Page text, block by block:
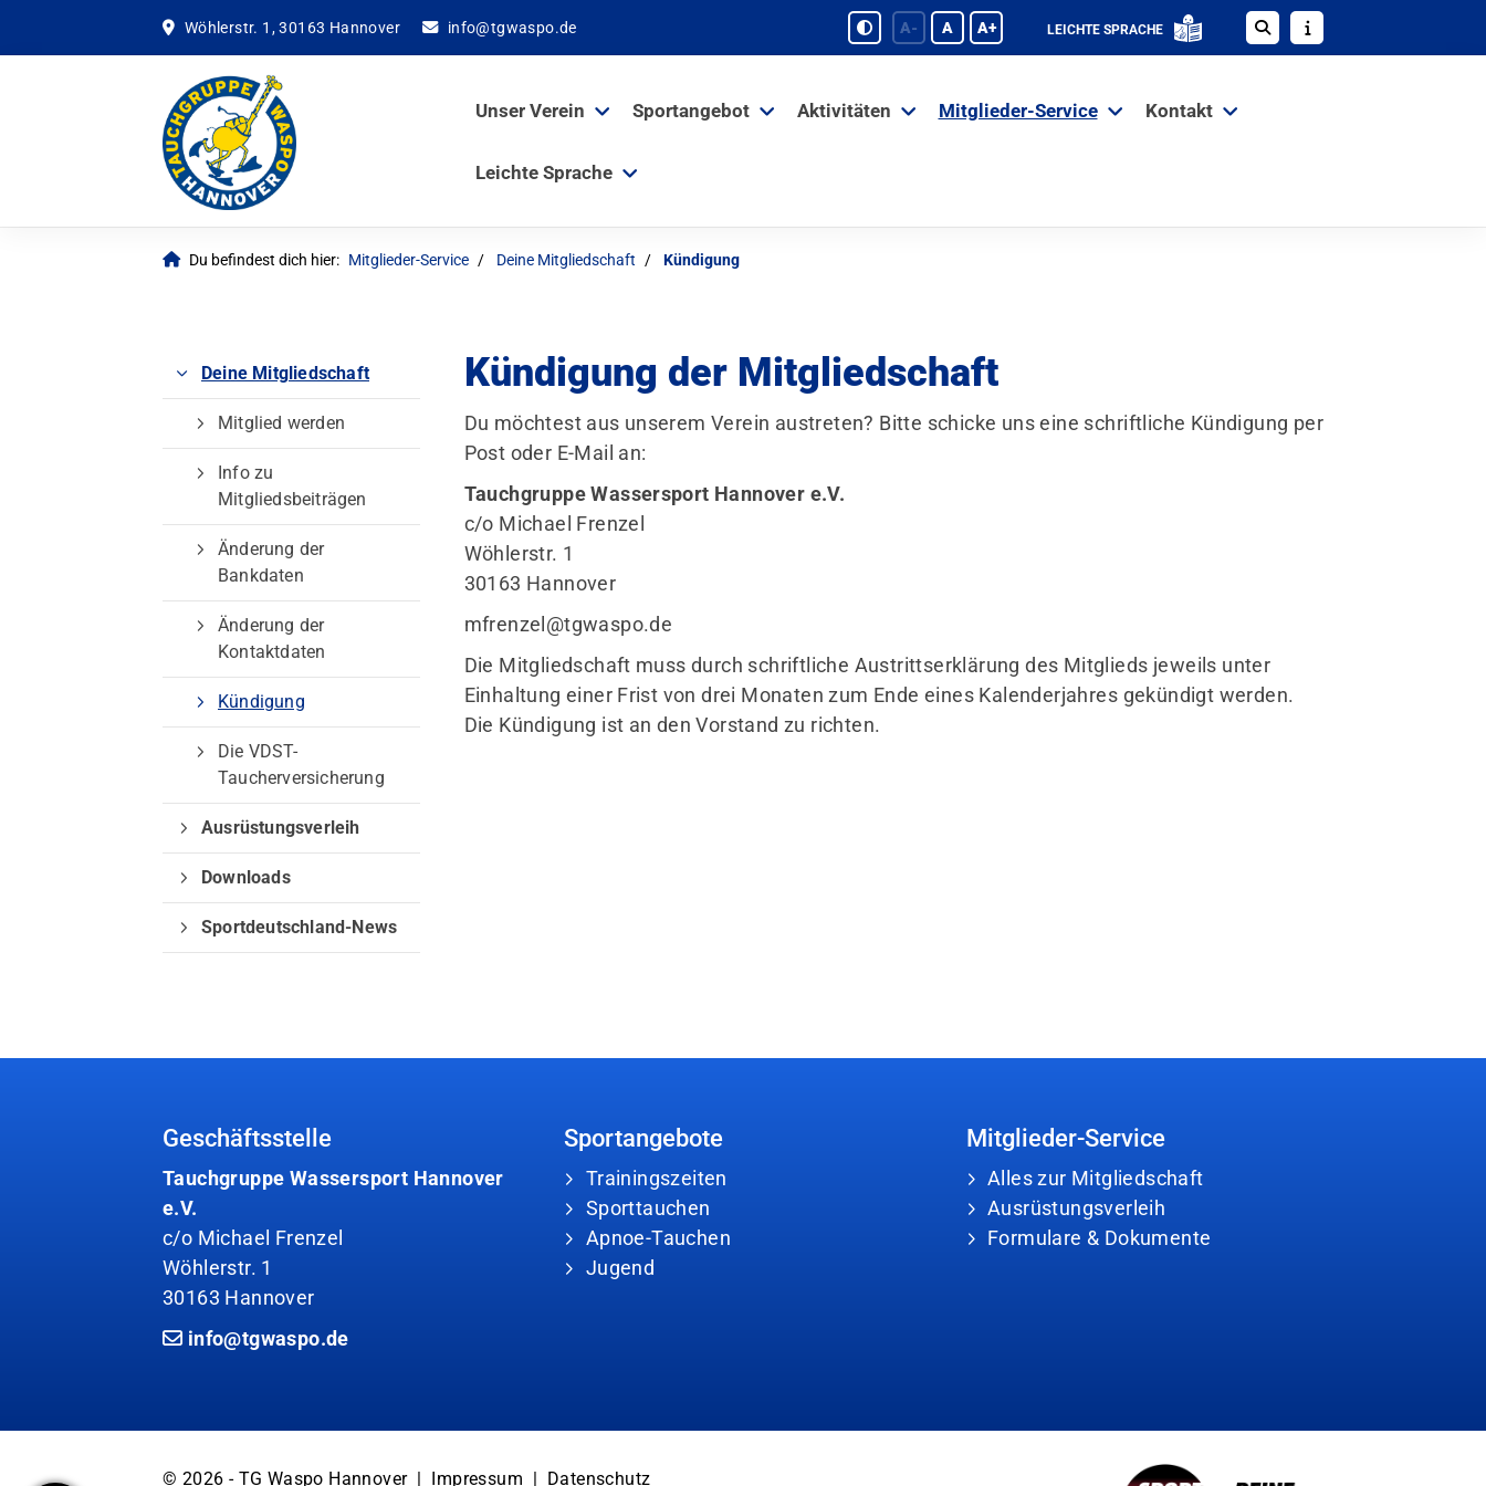
Wöhlerstr. 1, 30163 Hannover info@tgwaspo.de A- A A+ LEICHTE SPRACHE
Unser Verein Sportangebot Aktivitäten Mitglieder-Service Kontakt
Leichte Sprache
Du befindest dich hier: Mitglieder-Service Deine Mitgliedschaft Kündigung
Kündigung der Mitgliedschaft
Du möchtest aus unserem Verein austreten? Bitte schicke uns eine schriftliche Kündigung per
Post oder E-Mail an:
Tauchgruppe Wassersport Hannover e.V.
c/o Michael Frenzel
Wöhlerstr. 1
30163 Hannover
mfrenzel@tgwaspo.de
Die Mitgliedschaft muss durch schriftliche Austrittserklärung des Mitglieds jeweils unter
Einhaltung einer Frist von drei Monaten zum Ende eines Kalenderjahres gekündigt werden.
Die Kündigung ist an den Vorstand zu richten.
Deine Mitgliedschaft
Mitglied werden
Info zu
Mitgliedsbeiträgen
Änderung der
Bankdaten
Änderung der
Kontaktdaten
Kündigung
Die VDST-
Taucherversicherung
Ausrüstungsverleih
Downloads
Sportdeutschland-News
Geschäftsstelle
Tauchgruppe Wassersport Hannover
e.V.
c/o Michael Frenzel
Wöhlerstr. 1
30163 Hannover
info@tgwaspo.de
Sportangebote
Trainingszeiten
Sporttauchen
Apnoe-Tauchen
Jugend
Mitglieder-Service
Alles zur Mitgliedschaft
Ausrüstungsverleih
Formulare & Dokumente
© 2026 - TG Waspo Hannover | Impressum | Datenschutz
Quicklinks
Sportangebote
Trainingszeiten
Sporttauchen
Apnoe-Tauchen
Jugend
Mitglieder-Service
Ausrüstungsverleih
Formulare & Dokumente
info@tgwaspo.de